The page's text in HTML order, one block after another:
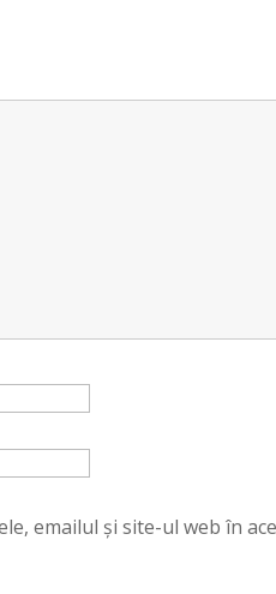
emailul și site-ul web în